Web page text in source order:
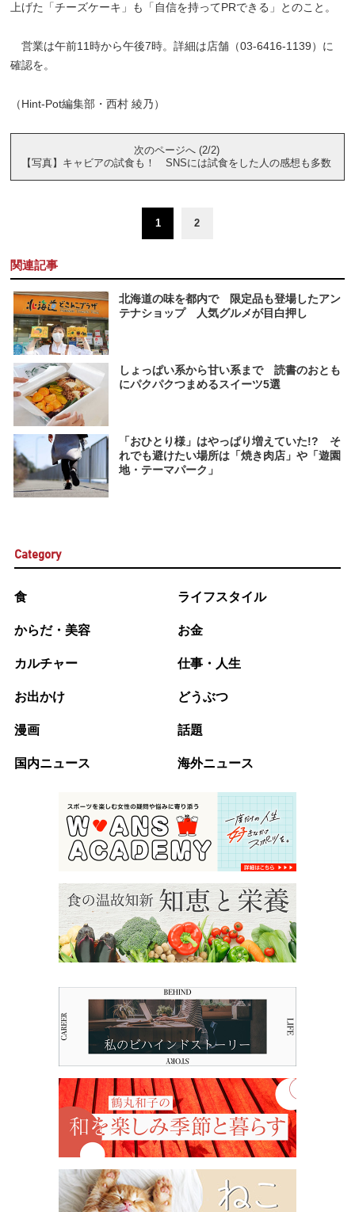
上げた「チーズケーキ」も「自信を持ってPRできる」とのこと。
営業は午前11時から午後7時。詳細は店舗（03-6416-1139）に
確認を。
（Hint-Pot編集部・西村 綾乃）
次のページへ (2/2)
【写真】キャビアの試食も！ SNSには試食をした人の感想も多数
1 2
関連記事
北海道の味を都内で 限定品も登場したアン
テナショップ 人気グルメが目白押し
しょっぱい系から甘い系まで 読書のおとも
にパクパクつまめるスイーツ5選
「おひとり様」はやっぱり増えていた!? そ
れでも避けたい場所は「焼き肉店」や「遊園
地・テーマパーク」
Category
食 ライフスタイル
からだ・美容 お金
カルチャー 仕事・人生
お出かけ どうぶつ
漫画 話題
国内ニュース 海外ニュース